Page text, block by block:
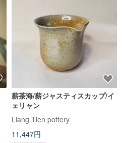
薪茶海/薪ジャスティスカップ/イ
ェリャン
Liang Tien pottery
11,447円